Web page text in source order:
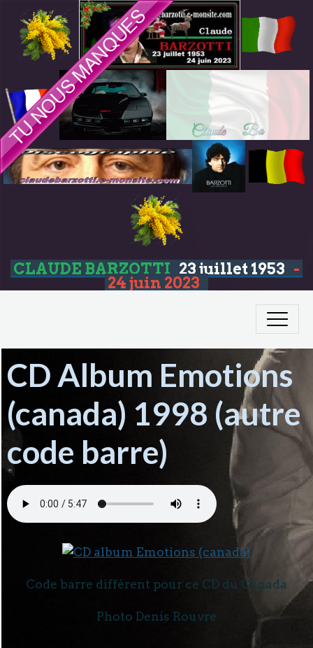
CLAUDE BARZOTTI 23 juillet 1953 -
24 juin 2023
CD Album Emotions
(canada) 1998 (autre
code barre)
Code barre différent pour ce CD du Canada
Photo Denis Rouvre